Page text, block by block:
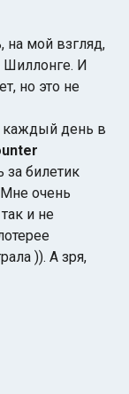
на мой взгляд,
Шиллонге. И
но это не
каждый день в
за билетик
очень
и не
)). А зря,